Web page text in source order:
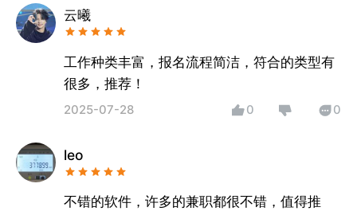
云曦
工作种类丰富，报名流程简洁，符合的类型有
很多，推荐！
2025-07-28 0 0
leo
不错的软件，许多的兼职都很不错，值得推